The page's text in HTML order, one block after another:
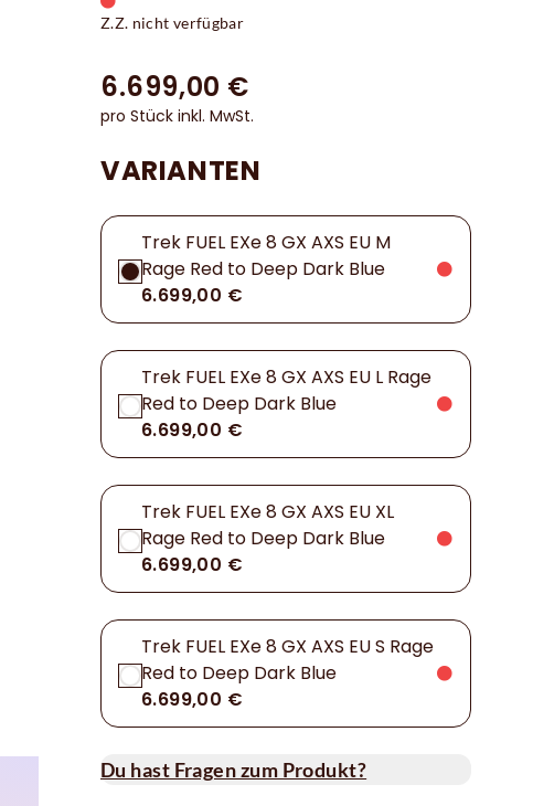
Z.Z. nicht verfügbar
6.699,00 €
pro Stück inkl. MwSt.
VARIANTEN
Trek FUEL EXe 8 GX AXS EU M
Rage Red to Deep Dark Blue
6.699,00 €
Trek FUEL EXe 8 GX AXS EU L Rage
Red to Deep Dark Blue
6.699,00 €
Trek FUEL EXe 8 GX AXS EU XL
Rage Red to Deep Dark Blue
6.699,00 €
Trek FUEL EXe 8 GX AXS EU S Rage
Red to Deep Dark Blue
6.699,00 €
Du hast Fragen zum Produkt?